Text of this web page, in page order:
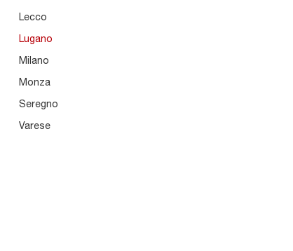
Lecco
Lugano
Milano
Monza
Seregno
Varese